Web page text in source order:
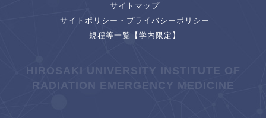
サイトマップ
サイトポリシー・プライバシーポリシー
規程等一覧【学内限定】
HIROSAKI UNIVERSITY INSTITUTE OF
RADIATION EMERGENCY MEDICINE